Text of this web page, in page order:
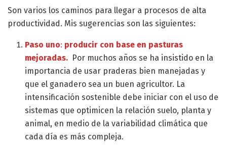
Son varios los caminos para llegar a procesos de alta
productividad. Mis sugerencias son las siguientes:
Paso uno: producir con base en pasturas
mejoradas. Por muchos años se ha insistido en la
importancia de usar praderas bien manejadas y
que el ganadero sea un buen agricultor. La
intensificación sostenible debe iniciar con el uso de
sistemas que optimicen la relación suelo, planta y
animal, en medio de la variabilidad climática que
cada día es más compleja.